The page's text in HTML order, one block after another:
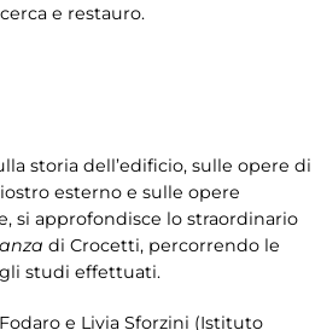
e restauro.
storia dell’edificio, sulle opere di
esterno e sulle opere
si approfondisce lo straordinario
di Crocetti, percorrendo le
studi effettuati.
e Livia Sforzini (Istituto